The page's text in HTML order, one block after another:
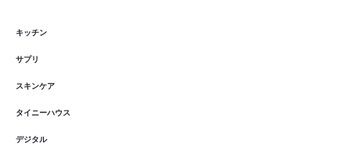
キッチン
サプリ
スキンケア
タイニーハウス
デジタル